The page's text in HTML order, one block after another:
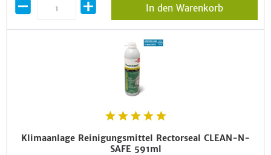
In den Warenkorb
Klimaanlage Reinigungsmittel Rectorseal CLEAN-N-
SAFE 591ml